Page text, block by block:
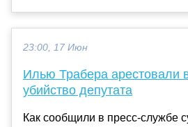
23:00, 17 Июн
Илью Трабера арестовали
убийство депутата
Как сообщили в пресс-службе